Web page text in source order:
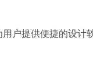
户提供便捷的设计